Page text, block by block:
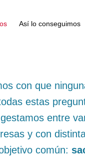
Así lo conseguimos
con que
estas
entre
y con
común: